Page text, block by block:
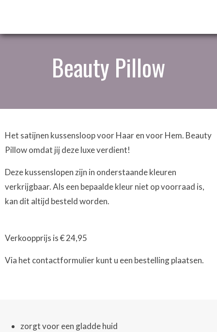
Beauty Pillow
Het satijnen kussensloop voor Haar en voor Hem. Beauty
Pillow omdat jij deze luxe verdient!
Deze kussenslopen zijn in onderstaande kleuren
verkrijgbaar. Als een bepaalde kleur niet op voorraad is,
kan dit altijd besteld worden.
Verkoopprijs is € 24,95
Via het contactformulier kunt u een bestelling plaatsen.
zorgt voor een gladde huid